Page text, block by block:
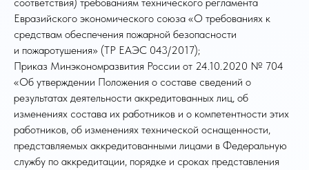
Евразийского экономического союза «О требованиях к
средствам обеспечения пожарной безопасности
и пожаротушения» (ТР ЕАЭС 043/2017);
Приказ Минэкономразвития России от 24.10.2020 № 704
«Об утверждении Положения о составе сведений о
результатах деятельности аккредитованных лиц, об
изменениях состава их работников и о компетентности этих
работников, об изменениях технической оснащенности,
представляемых аккредитованными лицами в Федеральную
службу по аккредитации, порядке и сроках представления